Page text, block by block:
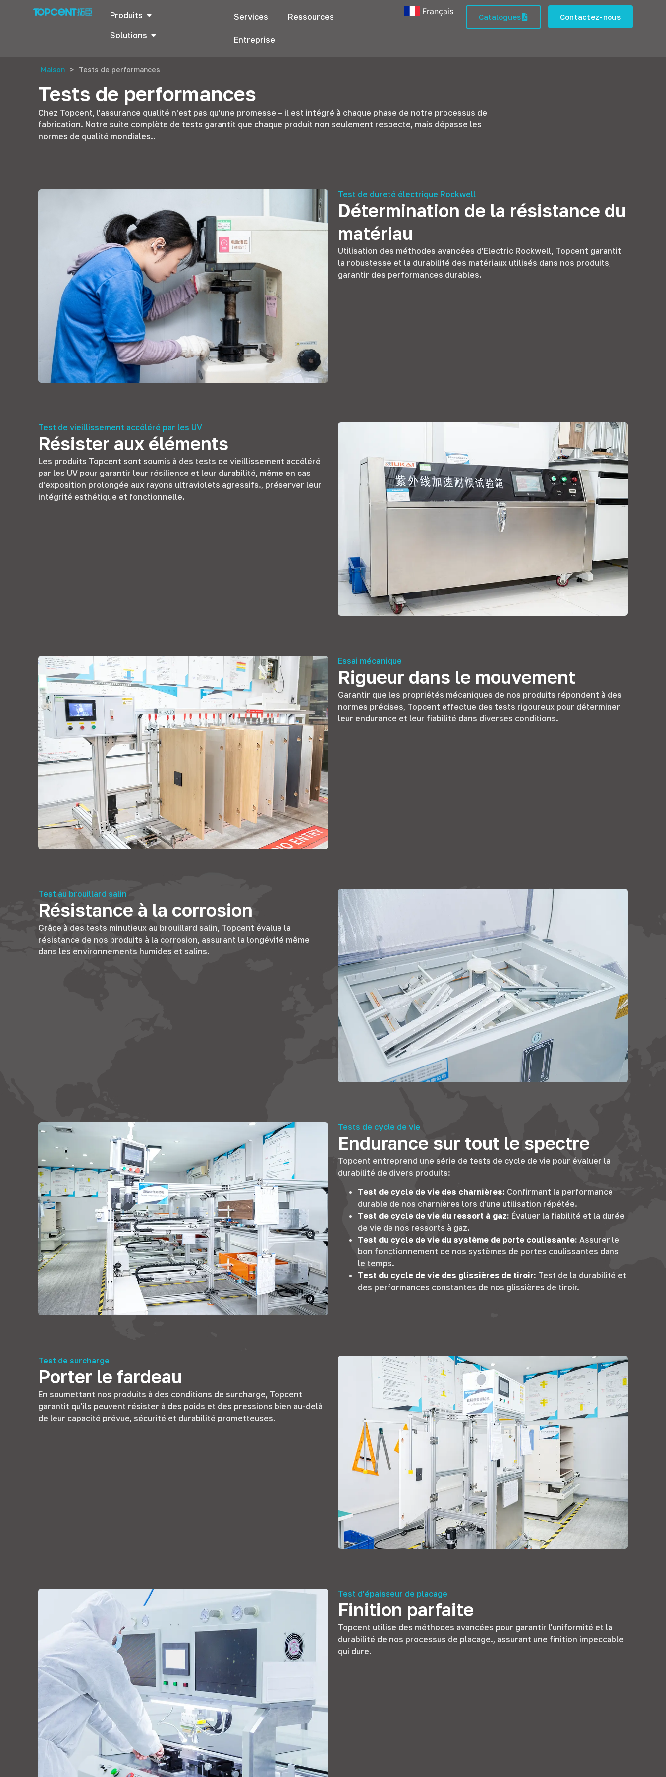
Produits
Solutions
Services Ressources
Entreprise
Français
Catalogues Contactez-nous
Maison > Tests de performances
Tests de performances
Chez Topcent, l'assurance qualité n'est pas qu'une promesse – il est intégré à chaque phase de notre processus de
fabrication. Notre suite complète de tests garantit que chaque produit non seulement respecte, mais dépasse les
normes de qualité mondiales..
Test de dureté électrique Rockwell
Détermination de la résistance du
matériau
Utilisation des méthodes avancées d’Electric Rockwell, Topcent garantit
la robustesse et la durabilité des matériaux utilisés dans nos produits,
garantir des performances durables.
Test de vieillissement accéléré par les UV
Résister aux éléments
Les produits Topcent sont soumis à des tests de vieillissement accéléré
par les UV pour garantir leur résilience et leur durabilité, même en cas
d'exposition prolongée aux rayons ultraviolets agressifs., préserver leur
intégrité esthétique et fonctionnelle.
Essai mécanique
Rigueur dans le mouvement
Garantir que les propriétés mécaniques de nos produits répondent à des
normes précises, Topcent effectue des tests rigoureux pour déterminer
leur endurance et leur fiabilité dans diverses conditions.
Test au brouillard salin
Résistance à la corrosion
Grâce à des tests minutieux au brouillard salin, Topcent évalue la
résistance de nos produits à la corrosion, assurant la longévité même
dans les environnements humides et salins.
Tests de cycle de vie
Endurance sur tout le spectre
Topcent entreprend une série de tests de cycle de vie pour évaluer la
durabilité de divers produits:
Test de cycle de vie des charnières: Confirmant la performance
durable de nos charnières lors d'une utilisation répétée.
Test de cycle de vie du ressort à gaz: Évaluer la fiabilité et la durée
de vie de nos ressorts à gaz.
Test du cycle de vie du système de porte coulissante: Assurer le
bon fonctionnement de nos systèmes de portes coulissantes dans
le temps.
Test du cycle de vie des glissières de tiroir: Test de la durabilité et
des performances constantes de nos glissières de tiroir.
Test de surcharge
Porter le fardeau
En soumettant nos produits à des conditions de surcharge, Topcent
garantit qu'ils peuvent résister à des poids et des pressions bien au-delà
de leur capacité prévue, sécurité et durabilité prometteuses.
Test d'épaisseur de placage
Finition parfaite
Topcent utilise des méthodes avancées pour garantir l'uniformité et la
durabilité de nos processus de placage., assurant une finition impeccable
qui dure.